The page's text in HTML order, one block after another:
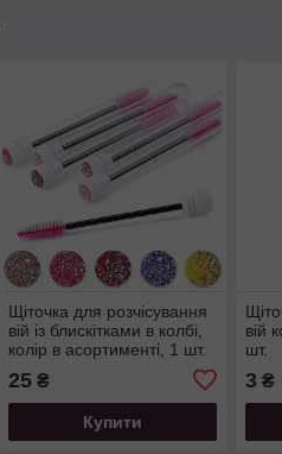
Щіточка для розчісування
вій із блискітками в колбі,
колір в асортименті, 1 шт.
25₴
Купити
вій
шт.
3 ₴